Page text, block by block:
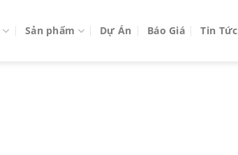
Sản phẩm Dự Án Báo Giá Tin Tức